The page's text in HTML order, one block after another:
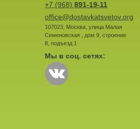
+7 (968) 891-19-11
office@dostavkatsvetov.org
107023, Москва, улица Малая
Семеновская , дом 9, строение
8, подъезд 1
Мы в соц. сетях: